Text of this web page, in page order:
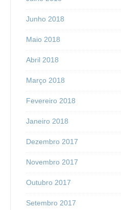
Junho 2018
Maio 2018
Abril 2018
Março 2018
Fevereiro 2018
Janeiro 2018
Dezembro 2017
Novembro 2017
Outubro 2017
Setembro 2017